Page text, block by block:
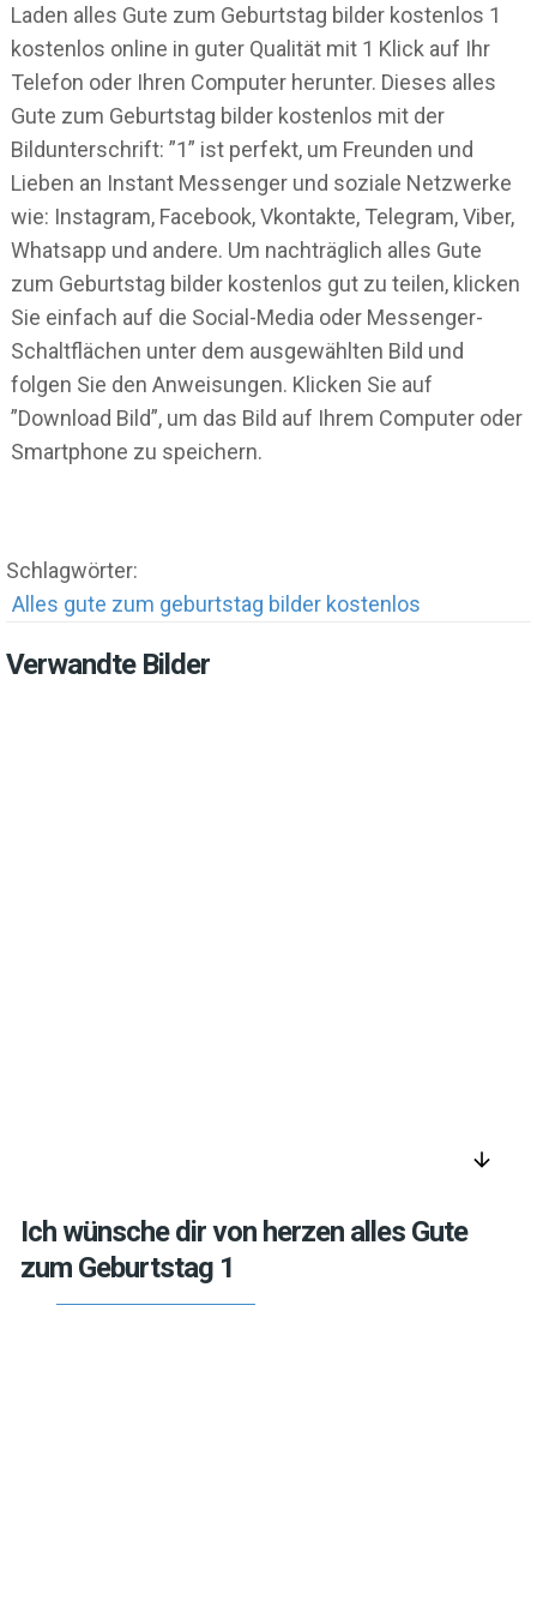
Laden alles Gute zum Geburtstag bilder kostenlos 1
kostenlos online in guter Qualität mit 1 Klick auf Ihr
Telefon oder Ihren Computer herunter. Dieses alles
Gute zum Geburtstag bilder kostenlos mit der
Bildunterschrift: ”1” ist perfekt, um Freunden und
Lieben an Instant Messenger und soziale Netzwerke
wie: Instagram, Facebook, Vkontakte, Telegram, Viber,
Whatsapp und andere. Um nachträglich alles Gute
zum Geburtstag bilder kostenlos gut zu teilen, klicken
Sie einfach auf die Social-Media oder Messenger-
Schaltflächen unter dem ausgewählten Bild und
folgen Sie den Anweisungen. Klicken Sie auf
”Download Bild”, um das Bild auf Ihrem Computer oder
Smartphone zu speichern.
Schlagwörter:
Alles gute zum geburtstag bilder kostenlos
Verwandte Bilder
arrow_downward
Ich wünsche dir von herzen alles Gute
zum Geburtstag 1